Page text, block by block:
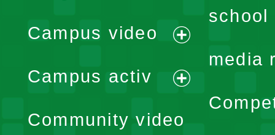
school
media
Campus video
expand
menu
Campus activ
expand
Community video